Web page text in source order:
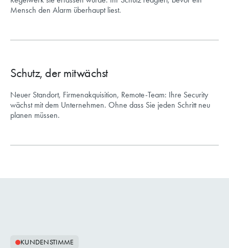
Mensch den Alarm überhaupt liest.
Schutz, der mitwächst
Neuer Standort, Firmenakquisition, Remote-Team: Ihre Security
wächst mit dem Unternehmen. Ohne dass Sie jeden Schritt neu
planen müssen.
KUNDENSTIMME